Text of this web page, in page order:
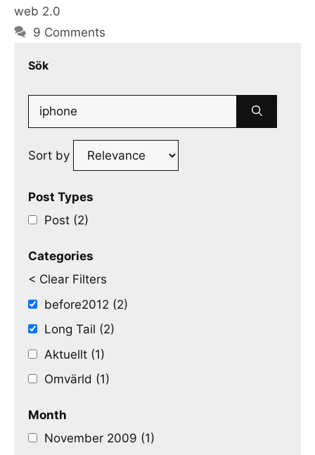
web 2.0
9 Comments
Sök
Search
for:
Sort by
Post Types
Post (2)
Categories
< Clear Filters
before2012 (2)
Long Tail (2)
Aktuellt (1)
Omvärld (1)
Month
November 2009 (1)